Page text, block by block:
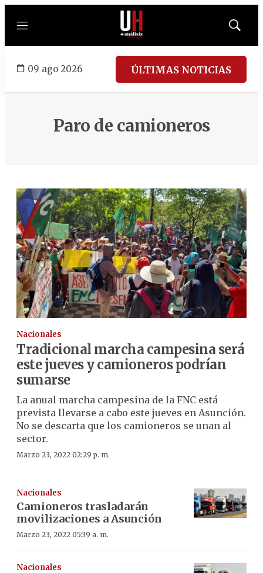
Menú
Mostrar
09 ago 2026 ÚLTIMAS NOTICIAS
Paro de camioneros
Nacionales
Tradicional marcha campesina será
este jueves y camioneros podrían
sumarse
La anual marcha campesina de la FNC está
prevista llevarse a cabo este jueves en Asunción.
No se descarta que los camioneros se unan al
sector.
Marzo 23, 2022 02:29 p. m.
Nacionales
Camioneros trasladarán
movilizaciones a Asunción
Marzo 23, 2022 05:39 a. m.
Nacionales